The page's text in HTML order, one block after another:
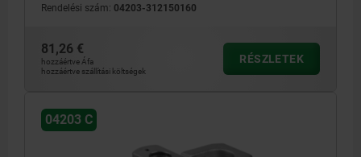
Rendelési szám: 04203-312150160
81,26 €
hozzáértve Áfa
hozzáértve szállítási költségek
RÉSZLETEK
04203 C